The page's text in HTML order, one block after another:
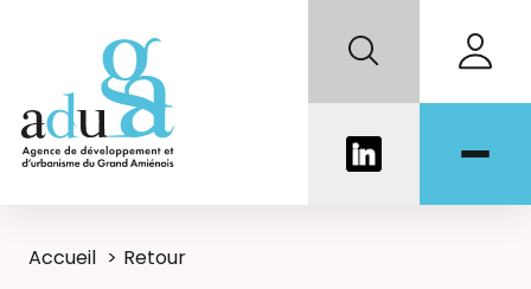
Accueil Retour